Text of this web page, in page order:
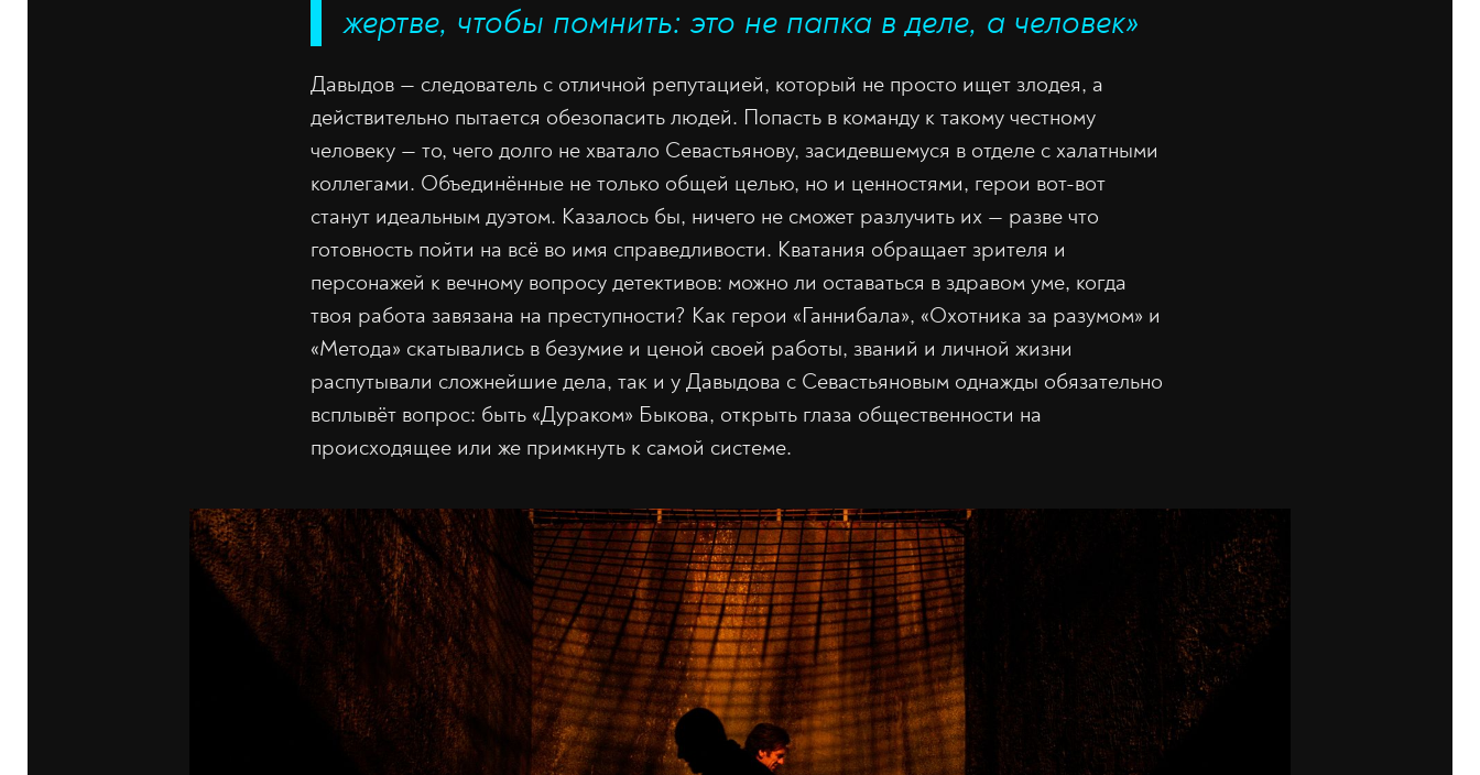
жертве, чтобы помнить: это не папка в деле, а человек»
Давыдов — следователь с отличной репутацией, который не просто ищет злодея, а
действительно пытается обезопасить людей. Попасть в команду к такому честному
человеку — то, чего долго не хватало Севастьянову, засидевшемуся в отделе с халатными
коллегами. Объединённые не только общей целью, но и ценностями, герои вот-вот
станут идеальным дуэтом. Казалось бы, ничего не сможет разлучить их — разве что
готовность пойти на всё во имя справедливости. Кватания обращает зрителя и
персонажей к вечному вопросу детективов: можно ли оставаться в здравом уме, когда
твоя работа завязана на преступности? Как герои «Ганнибала», «Охотника за разумом» и
«Метода» скатывались в безумие и ценой своей работы, званий и личной жизни
распутывали сложнейшие дела, так и у Давыдова с Севастьяновым однажды обязательно
всплывёт вопрос: быть «Дураком» Быкова, открыть глаза общественности на
происходящее или же примкнуть к самой системе.